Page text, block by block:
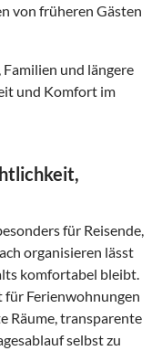
von früheren Gästen
und längere
und Komfort im
für Reisende,
organisieren lässt
komfortabel bleibt.
für Ferienwohnungen
Räume, transparente
selbst zu